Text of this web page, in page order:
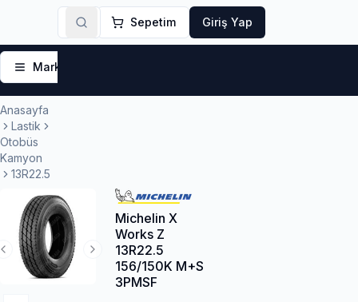
Sepetim Giriş Yap
Markalar
Anasayfa
Lastik
Otobüs
Kamyon
13R22.5
Next Slide
Previous Slide
Michelin X
Works Z
13R22.5
156/150K M+S
3PMSF